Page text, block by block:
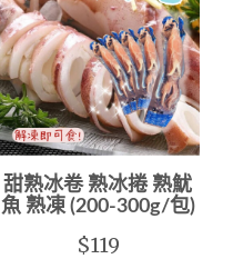
甜熟冰卷 熟冰捲 熟魷
魚 熟凍 (200-300g/包)
$119